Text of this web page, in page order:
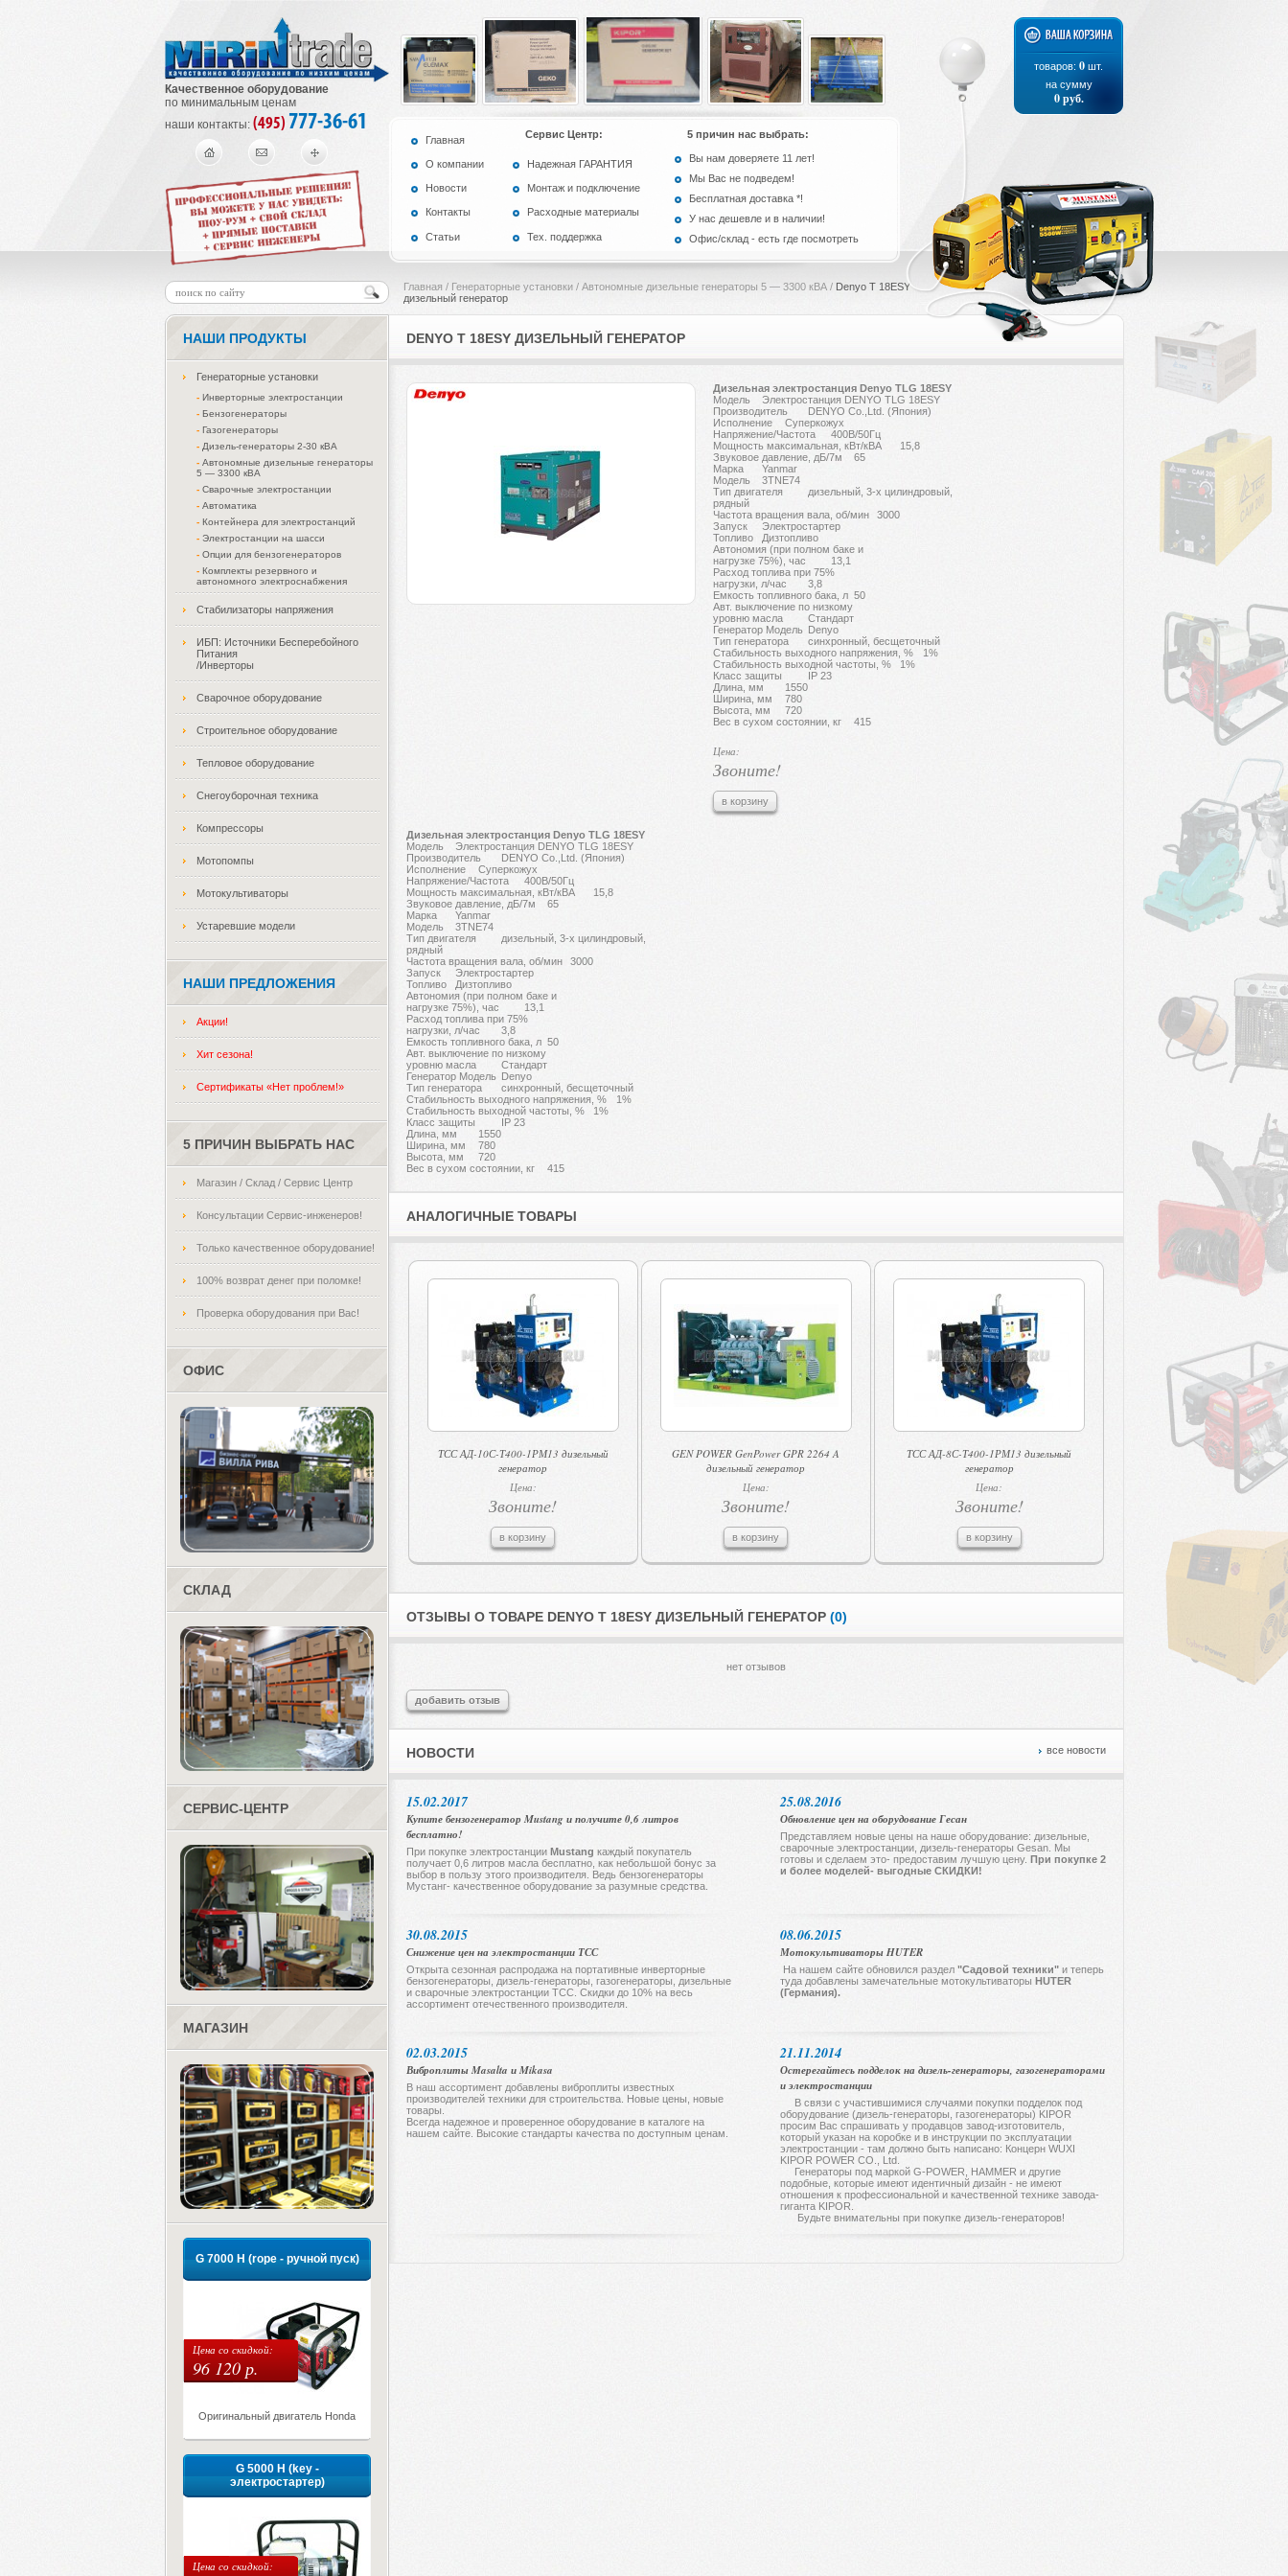
Качественное оборудование
по минимальным ценам
наши контакты: (495) 777-36-61
Главная
О компании
Новости
Контакты
Статьи
Сервис Центр:
Надежная ГАРАНТИЯ
Монтаж и подключение
Расходные материалы
Тех. поддержка
5 причин нас выбрать:
Вы нам доверяете 11 лет!
Мы Вас не подведем!
Бесплатная доставка *!
У нас дешевле и в наличии!
Офис/склад - есть где посмотреть
товаров: 0 шт.
на сумму
0руб.
Главная / Генераторные установки / Автономные дизельные генераторы 5 — 3300 кВА / Denyo T 18ESY
дизельный генератор
НАШИ ПРОДУКТЫ
Генераторные установки
- Инверторные электростанции
- Бензогенераторы
- Газогенераторы
- Дизель-генераторы 2-30 кВА
- Автономные дизельные генераторы
5 — 3300 кВА
- Сварочные электростанции
- Автоматика
- Контейнера для электростанций
- Электростанции на шасси
- Опции для бензогенераторов
- Комплекты резервного и
автономного электроснабжения
Стабилизаторы напряжения
ИБП: Источники Бесперебойного
Питания
/Инверторы
Сварочное оборудование
Строительное оборудование
Тепловое оборудование
Снегоуборочная техника
Компрессоры
Мотопомпы
Мотокультиваторы
Устаревшие модели
НАШИ ПРЕДЛОЖЕНИЯ
Акции!
Хит сезона!
Сертификаты «Нет проблем!»
5 ПРИЧИН ВЫБРАТЬ НАС
Магазин / Склад / Сервис Центр
Консультации Сервис-инженеров!
Только качественное оборудование!
100% возврат денег при поломке!
Проверка оборудования при Вас!
ОФИС
СКЛАД
СЕРВИС-ЦЕНТР
МАГАЗИН
G 7000 H (rope - ручной пуск)
Цена со скидкой:
96 120 р.
Оригинальный двигатель Honda
G 5000 H (key -
электростартер)
Цена со скидкой:
DENYO T 18ESY ДИЗЕЛЬНЫЙ ГЕНЕРАТОР
Дизельная электростанция Denyo TLG 18ESY
Модель
Электростанция DENYO TLG 18ESY
Производитель
DENYO Co.,Ltd. (Япония)
Исполнение
Суперкожух
Напряжение/Частота
400В/50Гц
Мощность максимальная, кВт/кВА
15,8
Звуковое давление, дБ/7м
65
Марка
Yanmar
Модель
3TNE74
Тип двигателя
дизельный, 3-х цилиндровый,
рядный
Частота вращения вала, об/мин
3000
Запуск
Электростартер
Топливо
Дизтопливо
Автономия (при полном баке и
нагрузке 75%), час
13,1
Расход топлива при 75%
нагрузки, л/час
3,8
Емкость топливного бака, л 50
Авт. выключение по низкому
уровню масла
Стандарт
Генератор Модель Denyo
Тип генератора
синхронный, бесщеточный
Стабильность выходного напряжения, %
1%
Стабильность выходной частоты, %
1%
Класс защиты
IP 23
Длина, мм
1550
Ширина, мм
780
Высота, мм
720
Вес в сухом состоянии, кг
415
Цена:
Звоните!
в корзину
Дизельная электростанция Denyo TLG 18ESY
Модель
Электростанция DENYO TLG 18ESY
Производитель
DENYO Co.,Ltd. (Япония)
Исполнение
Суперкожух
Напряжение/Частота
400В/50Гц
Мощность максимальная, кВт/кВА
15,8
Звуковое давление, дБ/7м
65
Марка
Yanmar
Модель
3TNE74
Тип двигателя
дизельный, 3-х цилиндровый,
рядный
Частота вращения вала, об/мин
3000
Запуск
Электростартер
Топливо
Дизтопливо
Автономия (при полном баке и
нагрузке 75%), час
13,1
Расход топлива при 75%
нагрузки, л/час
3,8
Емкость топливного бака, л 50
Авт. выключение по низкому
уровню масла
Стандарт
Генератор Модель Denyo
Тип генератора
синхронный, бесщеточный
Стабильность выходного напряжения, %
1%
Стабильность выходной частоты, %
1%
Класс защиты
IP 23
Длина, мм
1550
Ширина, мм
780
Высота, мм
720
Вес в сухом состоянии, кг
415
АНАЛОГИЧНЫЕ ТОВАРЫ
ТСС АД-10С-Т400-1РМ13 дизельный
генератор
Цена:
Звоните!
в корзину
GEN POWER GenPower GPR 2264 A
дизельный генератор
Цена:
Звоните!
в корзину
ТСС АД-8С-Т400-1РМ13 дизельный
генератор
Цена:
Звоните!
в корзину
ОТЗЫВЫ О ТОВАРЕ DENYO T 18ESY ДИЗЕЛЬНЫЙ ГЕНЕРАТОР (0)
нет отзывов
добавить отзыв
НОВОСТИ все новости
15.02.2017
Купите бензогенератор Mustang и получите 0,6 литров
бесплатно!
При покупке электростанции Mustang каждый покупатель
получает 0,6 литров масла бесплатно, как небольшой бонус за
выбор в пользу этого производителя. Ведь бензогенераторы
Мустанг- качественное оборудование за разумные средства.
25.08.2016
Обновление цен на оборудование Гесан
Представляем новые цены на наше оборудование: дизельные,
сварочные электростанции, дизель-генераторы Gesan. Мы
готовы и сделаем это- предоставим лучшую цену. При покупке 2
и более моделей- выгодные СКИДКИ!
30.08.2015
Снижение цен на электростанции ТСС
Открыта сезонная распродажа на портативные инверторные
бензогенераторы, дизель-генераторы, газогенераторы, дизельные
и сварочные электростанции ТСС. Скидки до 10% на весь
ассортимент отечественного производителя.
08.06.2015
Мотокультиваторы HUTER
На нашем сайте обновился раздел "Садовой техники" и теперь
туда добавлены замечательные мотокультиваторы HUTER
(Германия).
02.03.2015
Виброплиты Masalta и Mikasa
В наш ассортимент добавлены виброплиты известных
производителей техники для строительства. Новые цены, новые
товары.
Всегда надежное и проверенное оборудование в каталоге на
нашем сайте. Высокие стандарты качества по доступным ценам.
21.11.2014
Остерегайтесь подделок на дизель-генераторы, газогенераторами
и электростанции
В связи с участившимися случаями покупки подделок под
оборудование (дизель-генераторы, газогенераторы) KIPOR
просим Вас спрашивать у продавцов завод-изготовитель,
который указан на коробке и в инструкции по эксплуатации
электростанции - там должно быть написано: Концерн WUXI
KIPOR POWER CO., Ltd.
Генераторы под маркой G-POWER, HAMMER и другие
подобные, которые имеют идентичный дизайн - не имеют
отношения к профессиональной и качественной технике завода-
гиганта KIPOR.
Будьте внимательны при покупке дизель-генераторов!